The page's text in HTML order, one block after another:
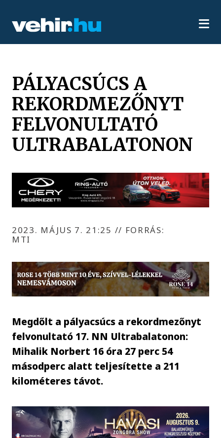
PÁLYACSÚCS A
REKORDMEZŐNYT
FELVONULTATÓ
ULTRABALATONON
2023. MÁJUS 7. 21:25 // FORRÁS:
MTI
Megdőlt a pályacsúcs a rekordmezőnyt
felvonultató 17. NN Ultrabalatonon:
Mihalik Norbert 16 óra 27 perc 54
másodperc alatt teljesítette a 211
kilométeres távot.